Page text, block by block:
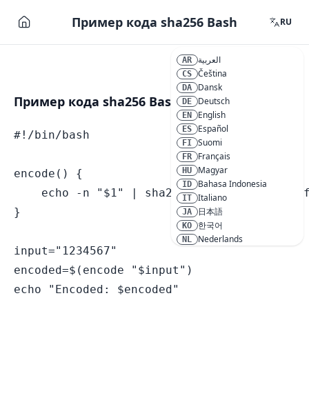
Пример кода sha256 Bash RU
AR العربية
CS Čeština
DA Dansk
DE Deutsch
EN English
ES Español
FI Suomi
FR Français
HU Magyar
ID Bahasa Indonesia
IT Italiano
JA 日本語
KO 한국어
NL Nederlands
PT
Пример кода sha256 Bash
#!/bin/bash
encode() {
echo -n "$1" | sha256sum | cut -d' ' -
}
input="1234567"
encoded=$(encode "$input")